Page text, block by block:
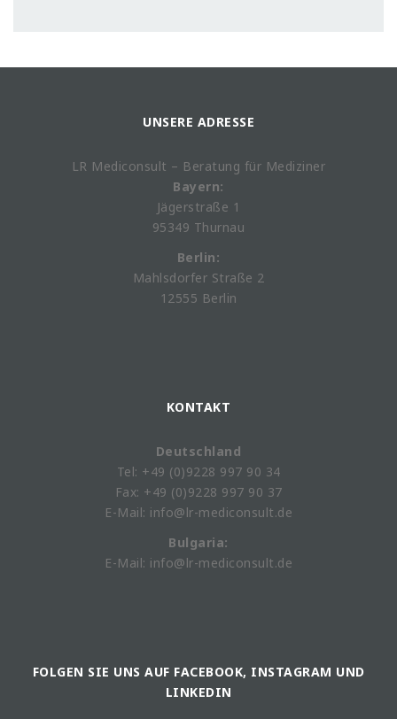
UNSERE ADRESSE
LR Mediconsult – Beratung für Mediziner
Bayern:
Jägerstraße 1
95349 Thurnau
Berlin:
Mahlsdorfer Straße 2
12555 Berlin
KONTAKT
Deutschland
Tel: +49 (0)9228 997 90 34
Fax: +49 (0)9228 997 90 37
E-Mail: info@lr-mediconsult.de
Bulgaria:
E-Mail: info@lr-mediconsult.de
FOLGEN SIE UNS AUF FACEBOOK, INSTAGRAM UND
LINKEDIN